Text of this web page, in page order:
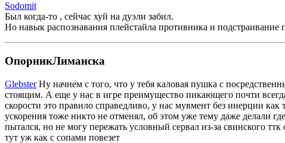
Sodomit
Был когда-то , сейчас хуй на дуэли забил.
Но навык распознавания плейстайла противника и подстраивание
ОпорникЛиманска
GlebsterНу начнем с того, что у тебя каловая пушка с
стоящим. А еще у нас в игре преимущество пикающего почти
скорости это правило справедливо, у нас мувмент без инерции
ускорения тоже никто не отменял, об этом уже тему даже делали
пытался, но не могу пережать условный сервал из-за свинского
тут уж как с сопами повезет